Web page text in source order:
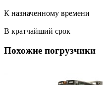
К назначенному времени
В кратчайший срок
Похожие погрузчики